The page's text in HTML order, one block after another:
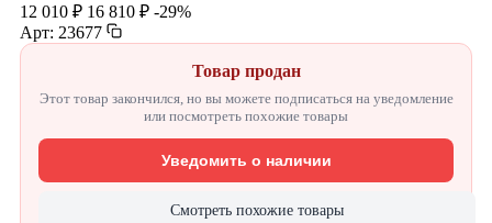
12 010 ₽ 16 810 ₽ -29%
Арт: 23677
Товар продан
Этот товар закончился, но вы можете подписаться на уведомление
или посмотреть похожие товары
Уведомить о наличии
Смотреть похожие товары